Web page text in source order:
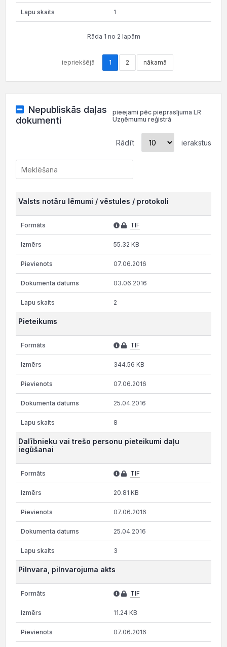
1
Rāda 1 no 2 lapām
iepriekšējā 1 2 nākamā
Nepubliskās daļas
dokumenti
pieejami pēc pieprasījuma LR
Uzņēmumu reģistrā
Rādīt ierakstus
Valsts notāru lēmumi / vēstules / protokoli
TIF
55.32 KB
07.06.2016
03.06.2016
2
Pieteikums
TIF
344.56 KB
07.06.2016
25.04.2016
8
Dalībnieku vai trešo personu pieteikumi daļu
iegūšanai
TIF
20.81 KB
07.06.2016
25.04.2016
3
Pilnvara, pilnvarojuma akts
TIF
11.24 KB
07.06.2016